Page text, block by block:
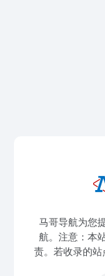
马哥导航为您
航。注意：本
责。若收录的